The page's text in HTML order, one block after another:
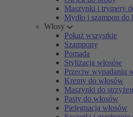
Maszynki i trymery
Mydło i szampon do
Włosy
Pokaż wszystkie
Szampony
Pomada
Stylizacja włosów
Przeciw wypadaniu
Kremy do włosów
Maszynki do
Pasty do włosów
Pielęgnacja włosów